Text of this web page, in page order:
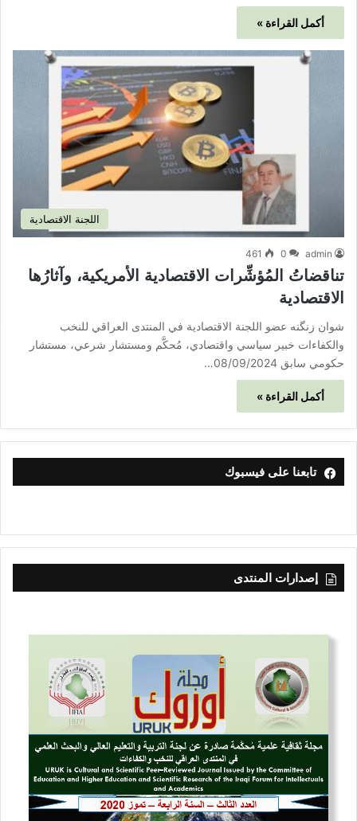
أكمل القراءة »
اللجنة الاقتصادية
admin
0
461
تناقضاتُ المُؤشِّرات الاقتصادية الأمريكية، وآثارُها
الاقتصادية
شوان زنگنه عضو اللجنة الاقتصادية في المنتدى العراقي للنخب
والكفاءات خبير سياسي واقتصادي، مُحكَّم ومستشار شرعي، مستشار
حكومي سابق 08/09/2024…
أكمل القراءة »
تابعنا على فيسبوك
إصدارات المنتدى